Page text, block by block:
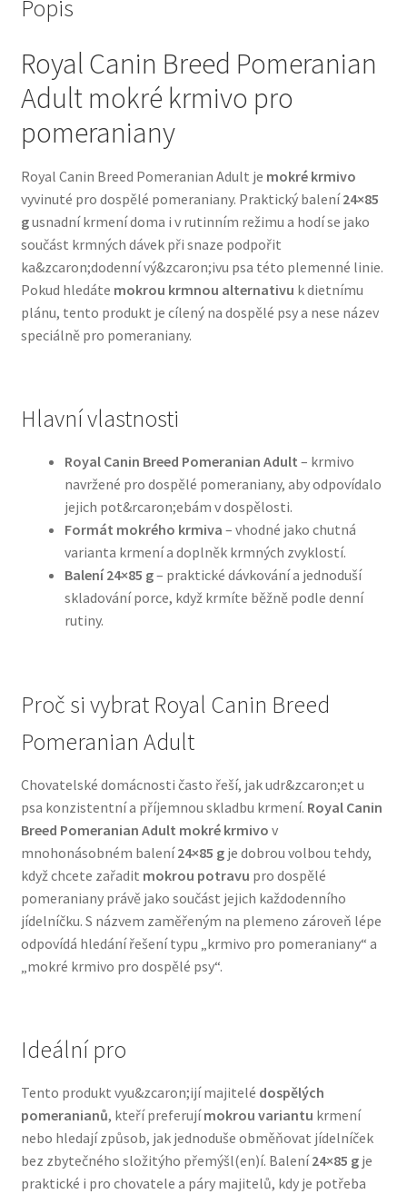
Brit pro psy
Granule pro psy
Natural Trainer pro psy — Italské krmivo s
přírodními složkami
Happy Dog — Německá kvalita a přirozené složení
Hill’s pro psy
Oblečky pro psy
Pamlsky pro psy
Pelíšky pro psy
Přepravky pro psy
Purizon pro psy — Vysoký obsah masa, bez obilovin
Royal Canin pro psy
Veterinární dieta pro psy
Vodítka a obojky
Wolf of Wilderness
Popis
Royal Canin Breed Pomeranian
Adult mokré krmivo pro
pomeraniany
Royal Canin Breed Pomeranian Adult je mokré krmivo
vyvinuté pro dospělé pomeraniany. Praktický balení24×85
gusnadní krmení doma i v rutinním režimu a hodí se jako
součást krmných dávek při snaze podpořit
ka&zcaron;dodenní vý&zcaron;ivu psa této plemenné linie.
Pokud hledáte mokrou krmnou alternativu k dietnímu
plánu, tento produkt je cílený na dospělé psy a nese název
speciálně pro pomeraniany.
Hlavní vlastnosti
Royal Canin Breed Pomeranian Adult – krmivo
navržené pro dospělé pomeraniany, aby odpovídalo
jejich pot&rcaron;ebám v dospělosti.
Formát mokrého krmiva – vhodné jako chutná
varianta krmení a doplněk krmných zvyklostí.
Balení 24×85 g– praktické dávkování a jednoduší
skladování porce, když krmíte běžně podle denní
rutiny.
Proč si vybrat Royal Canin Breed
Pomeranian Adult
Chovatelské domácnosti často řeší, jak udr&zcaron;et u
psa konzistentní a příjemnou skladbu krmení. Royal Canin
Breed Pomeranian Adult mokré krmivo v
mnohonásobném balení24×85 gje dobrou volbou tehdy,
když chcete zařadit mokrou potravu pro dospělé
pomeraniany právě jako součást jejich každodenního
jídelníčku. S názvem zaměřeným na plemeno zároveň lépe
odpovídá hledání řešení typu „krmivo pro pomeraniany“ a
„mokré krmivo pro dospělé psy“.
Ideální pro
Tento produkt vyu&zcaron;ijí majitelé dospělých
pomeranianů, kteří preferujímokrou variantu krmení
nebo hledají způsob, jak jednoduše obměňovat jídelníček
bez zbytečného složitýho přemýšl(en)í. Balení24×85 gje
praktické i pro chovatele a páry majitelů, kdy je potřeba